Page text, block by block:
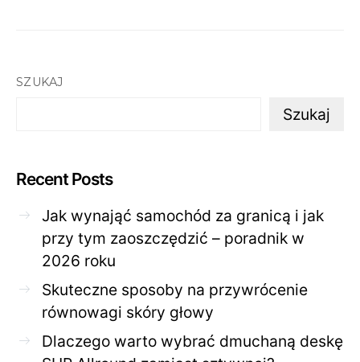
SZUKAJ
Szukaj
Recent Posts
Jak wynająć samochód za granicą i jak
przy tym zaoszczędzić – poradnik w
2026 roku
Skuteczne sposoby na przywrócenie
równowagi skóry głowy
Dlaczego warto wybrać dmuchaną deskę